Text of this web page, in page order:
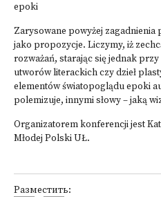
epoki
Zarysowane powyżej
jako propozycje. Liczymy, iż
rozważań, starając się jednak
utworów literackich czy dzieł
elementów światopoglądu epoki
polemizuje, innymi słowy – jaką
Organizatorem konferencji jest
Młodej Polski UŁ.
Разместить: